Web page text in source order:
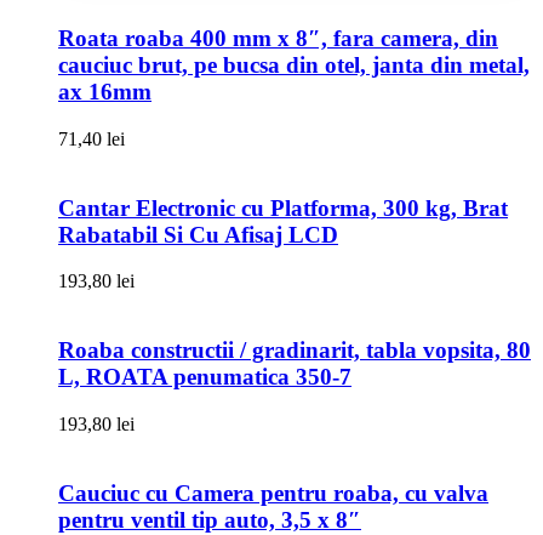
Roata roaba 400 mm x 8″, fara camera, din
cauciuc brut, pe bucsa din otel, janta din metal,
ax 16mm
71,40 lei
Cantar Electronic cu Platforma, 300 kg, Brat
Rabatabil Si Cu Afisaj LCD
193,80 lei
Roaba constructii / gradinarit, tabla vopsita, 80
L, ROATA penumatica 350-7
193,80 lei
Cauciuc cu Camera pentru roaba, cu valva
pentru ventil tip auto, 3,5 x 8″